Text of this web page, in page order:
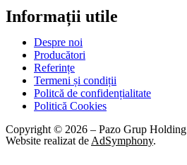
Informații utile
Despre noi
Producători
Referințe
Termeni și condiții
Politcă de confidențialitate
Politică Cookies
Copyright © 2026 – Pazo Grup Holding
Website realizat de AdSymphony.